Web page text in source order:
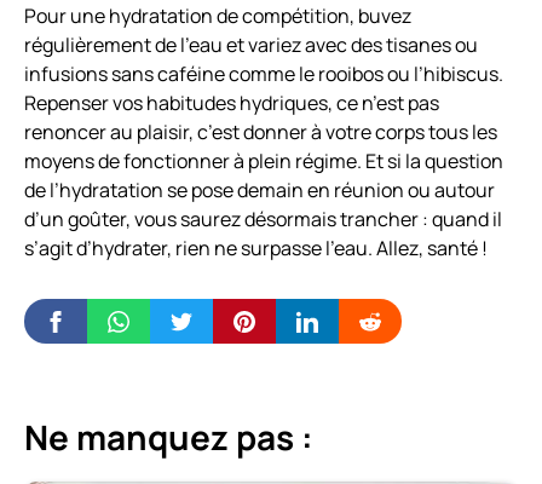
Pour une hydratation de compétition, buvez
régulièrement de l’eau et variez avec des tisanes ou
infusions sans caféine comme le rooibos ou l’hibiscus.
Repenser vos habitudes hydriques, ce n’est pas
renoncer au plaisir, c’est donner à votre corps tous les
moyens de fonctionner à plein régime. Et si la question
de l’hydratation se pose demain en réunion ou autour
d’un goûter, vous saurez désormais trancher : quand il
s’agit d’hydrater, rien ne surpasse l’eau. Allez, santé !
Ne manquez pas :